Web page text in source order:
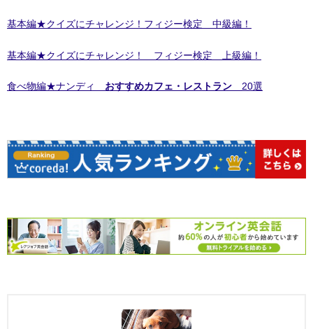
基本編★クイズにチャレンジ！フィジー検定 中級編！
基本編★クイズにチャレンジ！ フィジー検定 上級編！
食べ物編★ナンディ おすすめカフェ・レストラン 20選